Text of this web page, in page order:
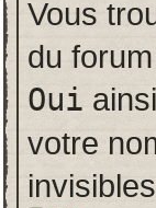
Vous
du
Oui
votre